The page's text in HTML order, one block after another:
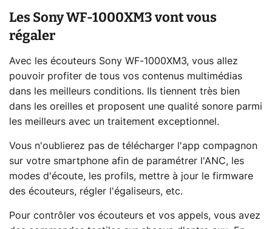
Les Sony WF-1000XM3 vont vous
régaler
Avec les écouteurs Sony WF-1000XM3, vous allez
pouvoir profiter de tous vos contenus multimédias
dans les meilleurs conditions. Ils tiennent très bien
dans les oreilles et proposent une qualité sonore parmi
les meilleurs avec un traitement exceptionnel.
Vous n'oublierez pas de télécharger l'app compagnon
sur votre smartphone afin de paramétrer l'ANC, les
modes d'écoute, les profils, mettre à jour le firmware
des écouteurs, régler l'égaliseurs, etc.
Pour contrôler vos écouteurs et vos appels, vous avez